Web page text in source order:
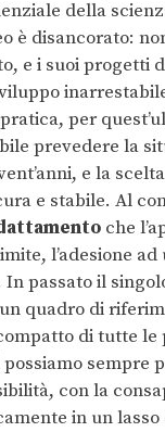
della
è disancorato:
e i suoi progetti
per
prevedere la
e la
e stabile. Al
che
l’adesione
In passato il
quadro di
di tutte le
sempre
con la
in un